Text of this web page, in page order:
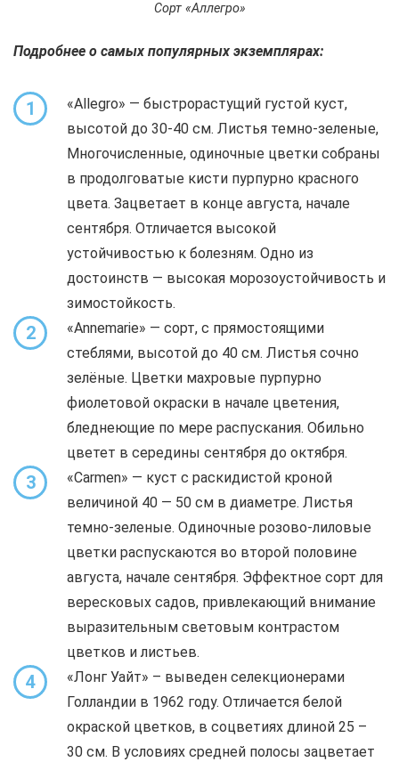
Сорт «Аллегро»
Подробнее о самых популярных экземплярах:
1
«Allegro» — быстрорастущий густой куст,
высотой до 30-40 см. Листья темно-зеленые,
Многочисленные, одиночные цветки собраны
в продолговатые кисти пурпурно красного
цвета. Зацветает в конце августа, начале
сентября. Отличается высокой
устойчивостью к болезням. Одно из
достоинств — высокая морозоустойчивость и
зимостойкость.
2
«Annemarie» — сорт, с прямостоящими
стеблями, высотой до 40 см. Листья сочно
зелёные. Цветки махровые пурпурно
фиолетовой окраски в начале цветения,
бледнеющие по мере распускания. Обильно
цветет в середины сентября до октября.
3
«Carmen» — куст с раскидистой кроной
величиной 40 — 50 см в диаметре. Листья
темно-зеленые. Одиночные розово-лиловые
цветки распускаются во второй половине
августа, начале сентября. Эффектное сорт для
вересковых садов, привлекающий внимание
выразительным световым контрастом
цветков и листьев.
4
«Лонг Уайт» – выведен селекционерами
Голландии в 1962 году. Отличается белой
окраской цветков, в соцветиях длиной 25 –
30 см. В условиях средней полосы зацветает